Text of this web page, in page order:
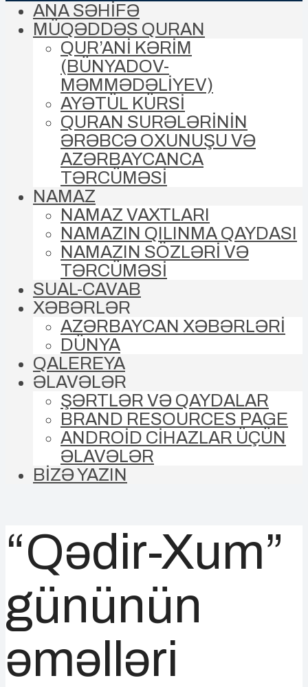
ANA SƏHİFƏ
MÜQƏDDƏS QURAN
QUR’ANİ KƏRİM
(BÜNYADOV-
MƏMMƏDƏLIYEV)
AYƏTÜL KÜRSİ
QURAN SURƏLƏRİNİN
ƏRƏBCƏ OXUNUŞU VƏ
AZƏRBAYCANCA
TƏRCÜMƏSİ
NAMAZ
NAMAZ VAXTLARI
NAMAZIN QILINMA QAYDASI
NAMAZIN SÖZLƏRİ VƏ
TƏRCÜMƏSİ
SUAL-CAVAB
XƏBƏRLƏR
AZƏRBAYCAN XƏBƏRLƏRİ
DÜNYA
QALEREYA
ƏLAVƏLƏR
ŞƏRTLƏR VƏ QAYDALAR
BRAND RESOURCES PAGE
ANDROİD CİHAZLAR ÜÇÜN
ƏLAVƏLƏR
BİZƏ YAZIN
“Qədir-Xum”
gününün
əməlləri